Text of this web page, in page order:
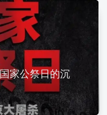
家公祭日的沉